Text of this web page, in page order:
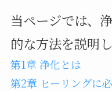
当ページでは、
的な方法を説明し
第1章 浄化とは
第2章 ヒーリングに